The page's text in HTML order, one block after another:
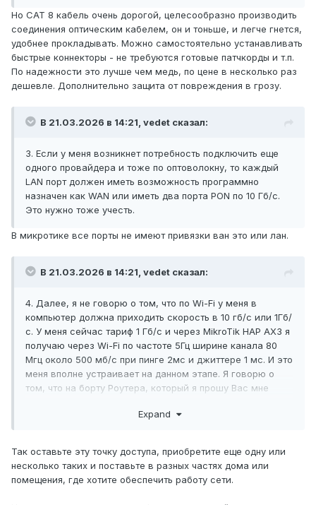
должна покрывать хотя бы на 20 метров во
все стороны от центра размещения роутера
напрямую без MESH и повторителей. Вот это
тоже важно.
5. Очень важно, чтобы роутер умел разделять
свой фиксированный канал. Не переключаясь
лучшего. то есть технологии MESH мне не
нужны.
6. Для меня важно, это уже моя
психологическая гавань, чтобы этот роутер
индустрии, флагманской моделью и
китайским ноунеймом или массовым
интересна. Это выбор не только
практической возможности использования,
но и премиального статуса товара.
Вот такой роутер я прошу Вас мне
порекомендовать, то есть назвать бренд,
наименование модели, если такой вообще
сейчас существует или, возможно, Вы
Благодарю всех, за уделенное время и Ваше
мнение для меня крайне ценно))
оснастка?
Но CAT 8 кабель очень дорогой, целесообразно производить
соединения оптическим кабелем, он и тоньше, и легче гнется,
удобнее прокладывать. Можно самостоятельно устанавливать
быстрые коннекторы - не требуются готовые патчкорды и т.п.
По надежности это лучше чем медь, по цене в несколько раз
дешевле. Дополнительно защита от повреждения в грозу.
В 21.03.2026 в 14:21, vedet сказал:
3. Если у меня возникнет потребность подключить еще
одного провайдера и тоже по оптоволокну, то каждый
LAN порт должен иметь возможность программно
назначен как WAN или иметь два порта PON по 10 Гб/с.
Это нужно тоже учесть.
В микротике все порты не имеют привязки ван это или лан.
В 21.03.2026 в 14:21, vedet сказал:
4. Далее, я не говорю о том, что по Wi-Fi у меня в
компьютер должна приходить скорость в 10 гб/с или 1Гб/
с. У меня сейчас тариф 1 Гб/с и через MikroTik HAP AX3 я
получаю через Wi-Fi по частоте 5Гц ширине канала 80
Мгц около 500 мб/с при пинге 2мс и джиттере 1 мс. И это
меня вполне устраивает на данном этапе. Я говорю о
том, что на борту Роутера, который я прошу Вас мне
максимальная скорость для частоты 5 Гц - 10-12 Гб/с при
ширине канала в 40 Мгц. Сколько придет на оконечное
оборудование - это Вы правильно отметили, зависит от
зашумленности эфира, но вот СИЛА сигнала должна
Expand
Так оставьте эту точку доступа, приобретите еще одну или
несколько таких и поставьте в разных частях дома или
помещения, где хотите обеспечить работу сети.